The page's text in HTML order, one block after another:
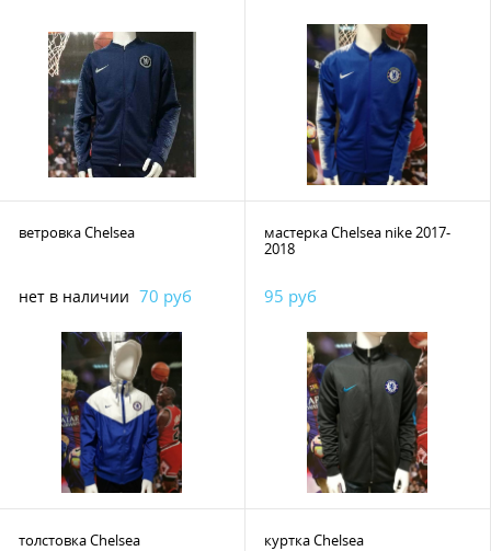
ветровка Chelsea
нет в наличии 70 руб
мастерка Chelsea nike 2017-
2018
95 руб
толстовка Chelsea куртка Chelsea